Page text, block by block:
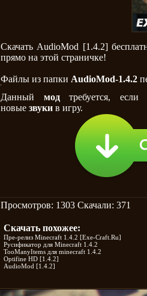
Скачать AudioMod [1.4.2]
прямо на этой страничке!
Файлы из папки AudioMod-1.4.2
рекламу
Идет
загрузка...
Данный модтребуется,
новые звуки в игру.
Просмотров: 1303 Скачали: 371
Скачать похожее:
Пре-релиз Minecraft 1.4.2 [Exe-Craft.Ru]
Русификатор для Minecraft 1.4.2
TooManyItems для minecraft 1.4.2
Optifine HD [1.4.2]
AudioMod [1.4.2]